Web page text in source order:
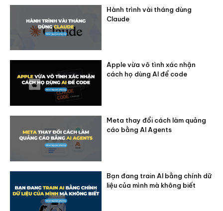
Hành trình vài tháng dùng
Claude
Apple vừa vô tình xác nhận
cách họ dùng AI để code
Meta thay đổi cách làm quảng
cáo bằng AI Agents
Bạn đang train AI bằng chính dữ
liệu của mình mà không biết